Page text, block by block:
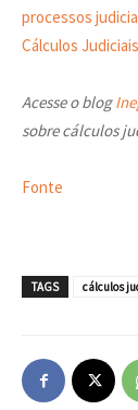
processos
Cálculos Judiciais
Acesse o blog
sobre cálculos
Fonte
TAGS cálculos